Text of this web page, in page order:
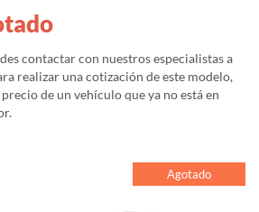
contactar con nuestros especialistas a
realizar una cotización de este modelo,
de un vehículo que ya no está en
Agotado